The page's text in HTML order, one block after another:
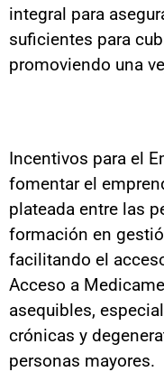
integral para
suficientes para
promoviendo una
Incentivos para el
fomentar el
plateada entre las
formación en
facilitando el
Acceso a
asequibles,
crónicas y
personas mayores.